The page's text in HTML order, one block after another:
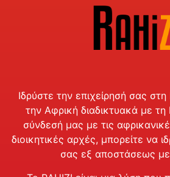
Ιδρύστε την επιχείρησή σας
την Αφρική διαδικτυακά με
σύνδεσή μας με τις
διοικητικές αρχές, μπορείτε να
σας εξ αποστάσεως με